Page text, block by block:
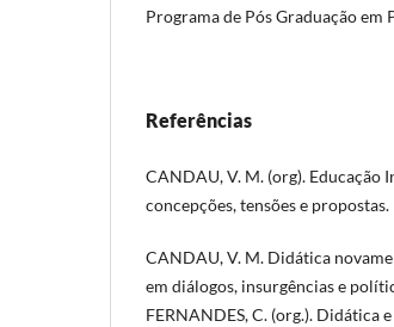
Programa de Pós Graduação em
Referências
CANDAU, V. M. (org).
concepções, tensões e
CANDAU, V. M. Didática
em diálogos, insurgências e
FERNANDES, C. (org.). Didática